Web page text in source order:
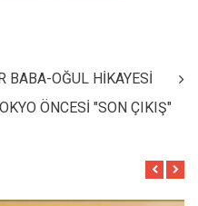
BABA-OĞUL HİKAYESİ
ÖNCESİ "SON ÇIKIŞ"